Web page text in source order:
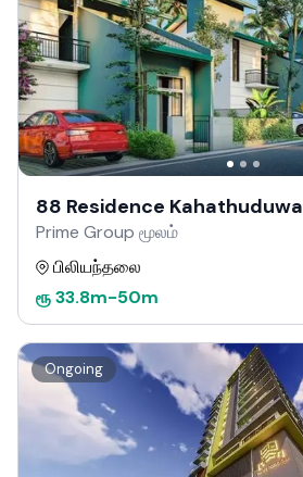
88 Residence Kahathuduwa
Prime Group மூலம்
பிலியந்தலை
ரூ33.8m-50m
Ongoing